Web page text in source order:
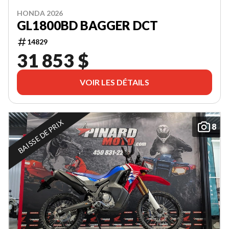
HONDA 2026
GL1800BD BAGGER DCT
14829
31 853 $
VOIR LES DÉTAILS
8
BAISSE DE PRIX